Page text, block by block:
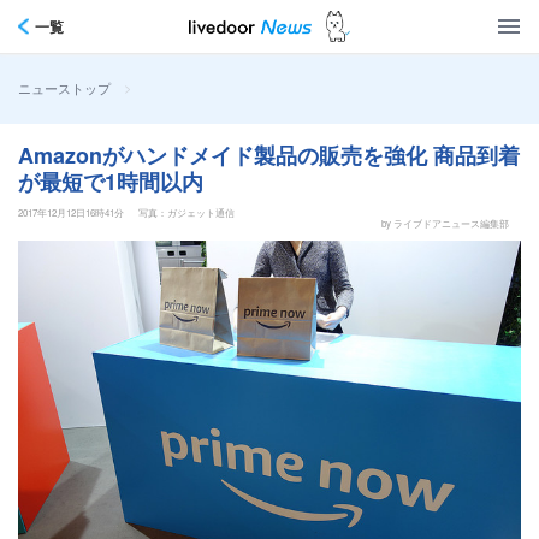
一覧
ニューストップ >
Amazonがハンドメイド製品の販売を強化 商品到着
が最短で1時間以内
2017年12月12日16時41分
写真：ガジェット通信
by ライブドアニュース編集部